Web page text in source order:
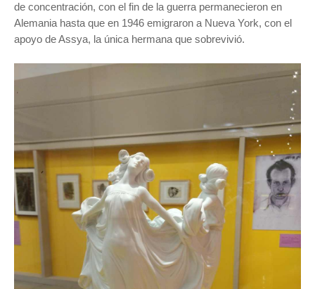
de concentración, con el fin de la guerra permanecieron en
Alemania hasta que en 1946 emigraron a Nueva York, con el
apoyo de Assya, la única hermana que sobrevivió.